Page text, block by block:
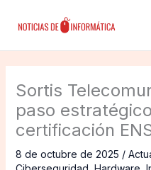
Sortis
paso
certificación
8 de octubre de 2025 /